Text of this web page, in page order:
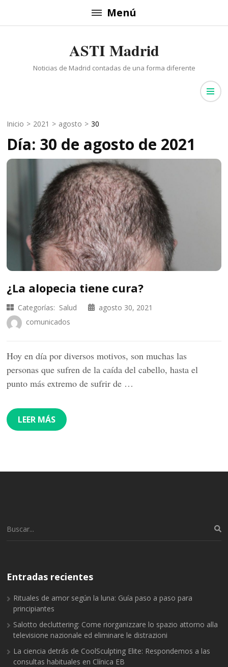
al
Menú
ASTI Madrid
Noticias de Madrid contadas de una forma diferente
Inicio > 2021 > agosto > 30
Día: 30 de agosto de 2021
¿La alopecia tiene cura?
Categorías: Salud
agosto 30, 2021
comunicados
Hoy en día por diversos motivos, son muchas las
personas que sufren de la caída del cabello, hasta el
punto más extremo de sufrir de …
LEER MÁS
Buscar:
Entradas recientes
Rituales de amor según la luna: Guía paso a paso para
principiantes
Salotto decluttering: Come riorganizzare lo spazio attorno alla
televisione nazionale ed eliminare le distrazioni
La ciencia detrás de CoolSculpting Elite: Respondemos a las
consultas habituales en Clínica EB